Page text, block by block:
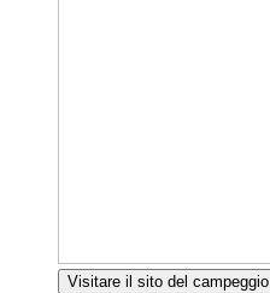
Visitare il sito del campeggio